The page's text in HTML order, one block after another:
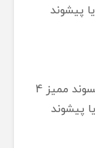
با پسوند یا پیشوند
9 با پسوند یا پیشوند